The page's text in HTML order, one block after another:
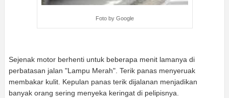
Foto by Google
Sejenak motor berhenti untuk beberapa menit lamanya di
perbatasan jalan "Lampu Merah". Terik panas menyeruak
membakar kulit. Kepulan panas terik dijalanan menjadikan
banyak orang sering menyeka keringat di pelipisnya.